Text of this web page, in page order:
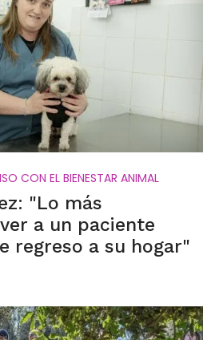
CON EL BIENESTAR ANIMAL
"Lo más
a un paciente
regreso a su hogar"